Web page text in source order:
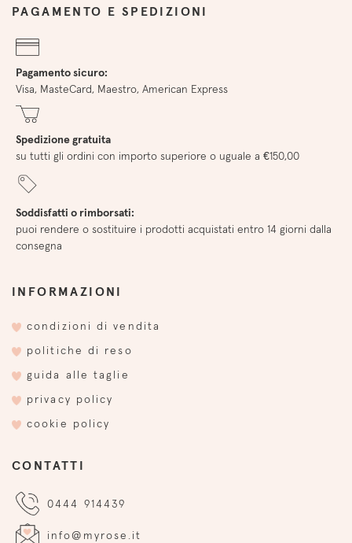
PAGAMENTO E SPEDIZIONI
Pagamento sicuro:
Visa, MasteCard, Maestro, American Express
Spedizione gratuita
su tutti gli ordini con importo superiore o uguale a €150,00
Soddisfatti o rimborsati:
puoi rendere o sostituire i prodotti acquistati entro 14 giorni dalla
consegna
INFORMAZIONI
condizioni di vendita
politiche di reso
guida alle taglie
privacy policy
cookie policy
CONTATTI
0444 914439
info@myrose.it